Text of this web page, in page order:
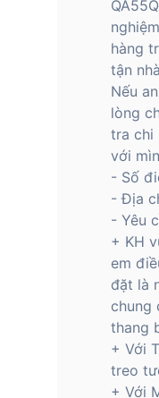
hàng
tận
Nếu
lòng
tra chi
với
- Số
- Địa
- Yêu
+ KH
em
đặt là
chung
thang
+ Với
treo
+ Với